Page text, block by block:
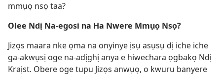
mmụọ nsọ taa?
Olee Ndị Na-egosi na Ha Nwere Mmụọ Nsọ?
Jizọs maara nke ọma na onyinye ịsụ asụsụ dị iche iche
ga-akwụsị oge na-adịghị anya e hiwechara ọgbakọ Ndị
Kraịst. Obere oge tupu Jizọs anwụọ, o kwuru banyere